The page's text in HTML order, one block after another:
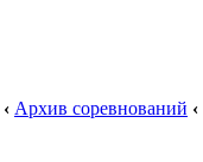
‹ Архив соревнований ‹